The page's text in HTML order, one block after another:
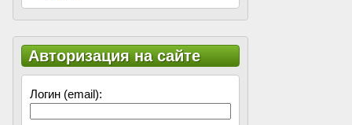
Авторизация на сайте
Логин (email):